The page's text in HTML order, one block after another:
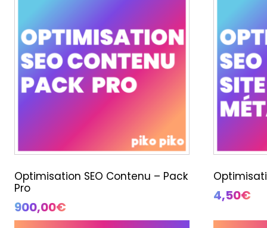
Optimisation SEO Contenu – Pack
Pro
900,00€
4,50€